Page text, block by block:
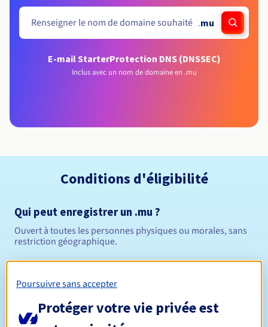
.mu
E-mail StarterProtection DNS (DNSSEC)
Inclus avec un nom de domaine en .mu
Conditions d'éligibilité
Qui peut enregistrer un .mu ?
Ouvert à toutes les personnes physiques ou morales, sans
restriction géographique.
Durée de réservation Entre 1 et 10 ans
Poursuivre sans accepter
Protéger votre vie privée est